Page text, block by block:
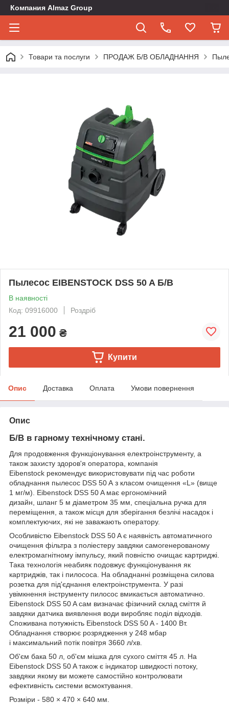
Компания Almaz Group
Товари та послуги ПРОДАЖ Б/В ОБЛАДНАННЯ
Пылесос EIBENSTOCK DSS 50 A Б/В
В наявності
Код: 09916000
Роздріб
21 000 ₴
Купити
Опис Доставка Оплата Умови повернення
Опис
Б/В в гарному технічному стані.
Для продовження функціонування електроінструменту, а
також захисту здоров'я оператора, компанія
Eibenstock рекомендує використовувати під час роботи
обладнання пылесос DSS 50 A з класом очищення «L» (вище
1 мг/м). Eibenstock DSS 50 A має ергономічний
дизайн, шланг 5 м діаметром 35 мм, спеціальна ручка для
переміщення, а також місця для зберігання безлічі насадок і
комплектуючих, які не заважають оператору.
Особливістю Eibenstock DSS 50 A є наявність автоматичного
очищення фільтра з поліестеру завдяки самогенерованому
електромагнітному імпульсу, який повністю очищає картриджі.
Така технологія неабияк подовжує функціонування як
картриджів, так і пилососа. На обладнанні розміщена силова
розетка для під'єднання електроінструмента. У разі
увімкнення інструменту пилосос вмикається автоматично.
Eibenstock DSS 50 A сам визначає фізичний склад сміття й
завдяки датчика виявлення води виробляє поділ відходів.
Споживана потужність Eibenstock DSS 50 A - 1400 Вт.
Обладнання створює розрядження у 248 мбар
і максимальний потік повітря 3660 л/хв.
Об'єм бака 50 л, об'єм мішка для сухого сміття 45 л. На
Eibenstock DSS 50 A також є індикатор швидкості потоку,
завдяки якому ви можете самостійно контролювати
ефективність системи всмоктування.
Розміри - 580 × 470 × 640 мм.